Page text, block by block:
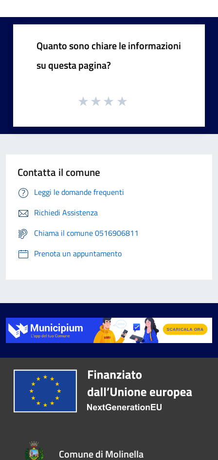
Quanto sono chiare le informazioni
su questa pagina?
Contatta il comune
Leggi le domande frequenti
Richiedi Assistenza
Chiama il comune 0516906811
Prenota un appuntamento
Comune di Molinella